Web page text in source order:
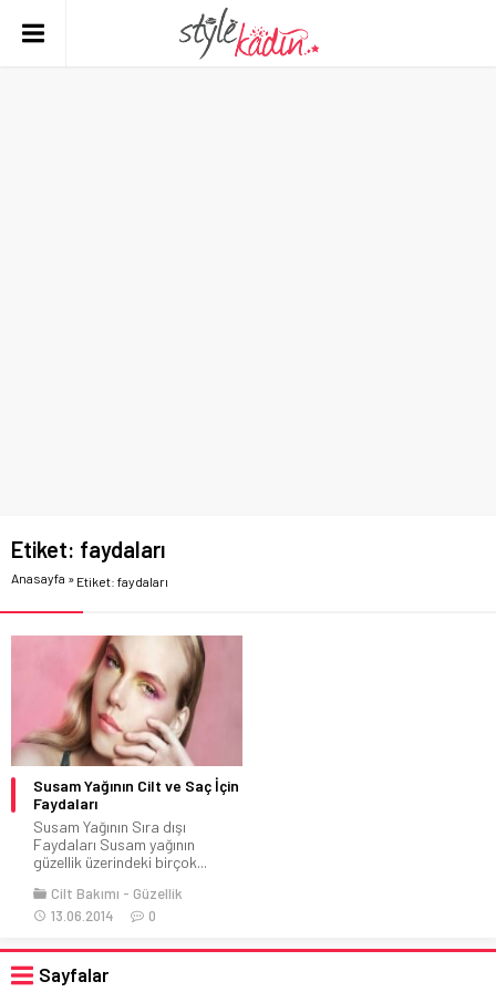
Etiket: faydaları
Anasayfa » Etiket: faydaları
Susam Yağının Cilt ve Saç İçin
Faydaları
Susam Yağının Sıra dışı
Faydaları Susam yağının
güzellik üzerindeki birçok...
Cilt Bakımı
Güzellik
13.06.2014
0
Sayfalar